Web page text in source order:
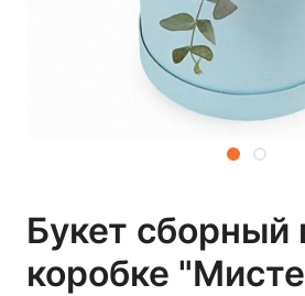
Букет сборный
коробке